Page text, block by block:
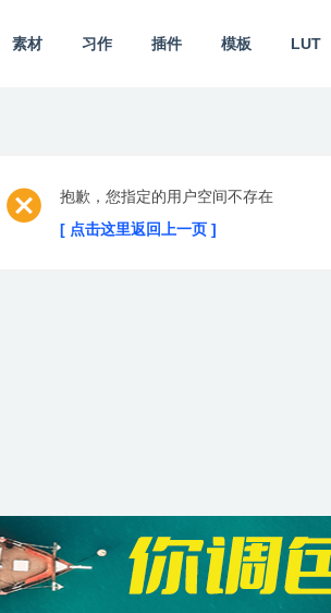
素材 习作 插件 模板 LUT
抱歉，您指定的用户空间不存在
[ 点击这里返回上一页 ]